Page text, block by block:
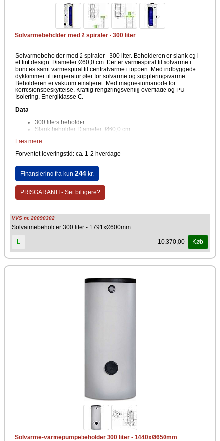
Solvarmebeholder med 2 spiraler - 300 liter
Solvarmebeholder med 2 spiraler - 300 liter. Beholderen er slank og i
et fint design. Diameter Ø60,0 cm. Der er varmespiral til solvarme i
bundes samt varmespiral til centralvarme i toppen. Med indbyggede
dyklommer til temperaturføler for solvarme og suppleringsvarme.
Beholderen er vakuum emaljeret. Med magnesiumanode for
korrosionsbeskyttelse. Kraftig rengøringsvenlig overflade og PU-
Isolering. Energiklasse C.
Data
300 liters beholder
Slank beholder Diameter: Ø60,0 cm
Varmespiral for centralvarme i toppen 0,8 m²
1½"-muffe til elpatron lidt over midten
2 indbyggede dyklommer for temperaturføler for solvarme og
Vakuum-emaljeret og udstyret med lettilgængelig magnesium-
anode for bedste korrosionsbeskyttelse
PU-isolering med robust og rengøringsvenlig overflade
Energiklasse C, varmetab 85W
Tilslutninger koldt og varmt vand 3/4" spiraler og
Producent
Drazice (Nibe Group)
Læs mere
Forventet leveringstid: ca. 1-2 hverdage
Finansiering fra kun 244kr.
PRISGARANTI - Set billigere?
VVS nr. 20090302
Solvarmebeholder 300 liter - 1791xØ600mm
L 10.370,00 Køb
Solvarme-varmepumpebeholder 300 liter - 1440xØ650mm